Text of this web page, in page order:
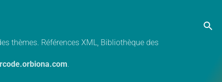
thèmes. Références XML, Bibliothèque des
.